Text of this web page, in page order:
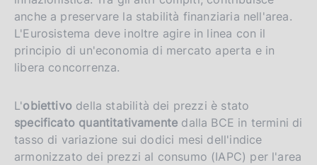
anche a preservare la stabilità finanziaria nell'area.
L'Eurosistema deve inoltre agire in linea con il
principio di un'economia di mercato aperta e in
libera concorrenza.
L'obiettivo della stabilità dei prezzi è stato
specificato quantitativamente dalla BCE in termini di
tasso di variazione sui dodici mesi dell'indice
armonizzato dei prezzi al consumo (IAPC) per l'area